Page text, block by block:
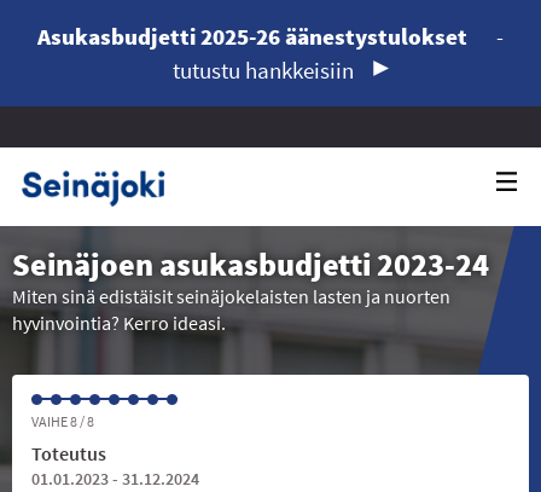
Asukasbudjetti 2025-26 äänestystulokset
-
tutustu hankkeisiin
Seinäjoen asukasbudjetti 2023-24
Miten sinä edistäisit seinäjokelaisten lasten ja nuorten
hyvinvointia? Kerro ideasi.
VAIHE 8 / 8
Toteutus
01.01.2023 - 31.12.2024